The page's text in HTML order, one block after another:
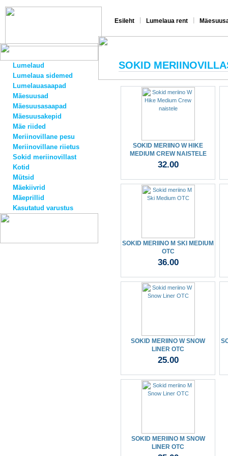
Esileht Lumelaua rent
Lumelaud
Lumelaua sidemed
Lumelauasaapad
Mäesuusad
Mäesuusasaapad
Mäesuusakepid
Mäe riided
Meriinovillane pesu
Meriinovillane riietus
Sokid meriinovillast
Kotid
Mütsid
Mäekiivrid
Mäeprillid
Kasutatud varustus
SOKID
SOKID MERIINO W HIKE
MEDIUM CREW NAISTELE
32.00
SOKID MERIINO M SKI MEDIUM
OTC
36.00
SOKID MERIINO W SNOW
LINER OTC
25.00
SOKID MERIINO M SNOW
LINER OTC